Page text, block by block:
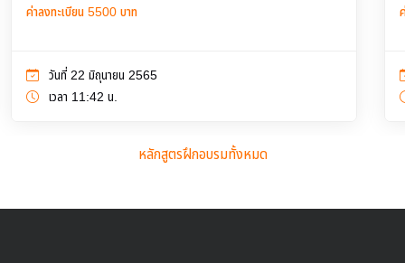
ค่าลงทะเบียน 5500 บาท
วันที่ 22 มิถุนายน 2565
เวลา 11:42 น.
หลักสูตรฝึกอบรมทั้งหมด